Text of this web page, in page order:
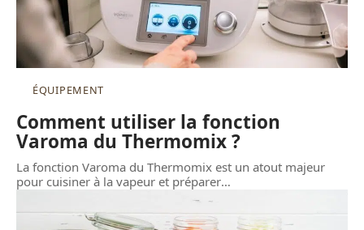
ÉQUIPEMENT
Comment utiliser la fonction
Varoma du Thermomix ?
La fonction Varoma du Thermomix est un atout majeur
pour cuisiner à la vapeur et préparer…